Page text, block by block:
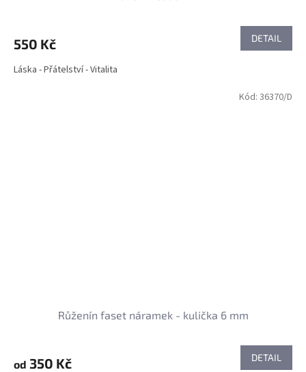
550 Kč DETAIL
Láska - Přátelství - Vitalita
Růženín faset náramek - kulička 6 mm
od 350 Kč DETAIL
Kód: 36370/D